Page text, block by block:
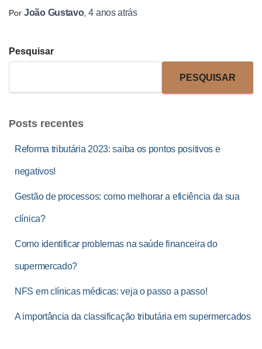
Por João Gustavo,4 anosatrás
Pesquisar
PESQUISAR
Posts recentes
Reforma tributária 2023: saiba os pontos positivos e
negativos!
Gestão de processos: como melhorar a eficiência da sua
clínica?
Como identificar problemas na saúde financeira do
supermercado?
NFS em clínicas médicas: veja o passo a passo!
A importância da classificação tributária em supermercados